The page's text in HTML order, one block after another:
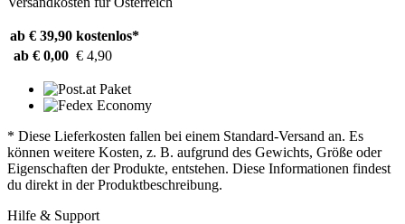
ab € 39,90 kostenlos*
ab € 0,00 € 4,90
* Diese Lieferkosten fallen bei einem Standard-Versand an. Es
können weitere Kosten, z. B. aufgrund des Gewichts, Größe oder
Eigenschaften der Produkte, entstehen. Diese Informationen findest
du direkt in der Produktbeschreibung.
Hilfe & Support